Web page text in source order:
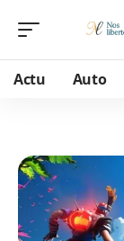
Actu Auto